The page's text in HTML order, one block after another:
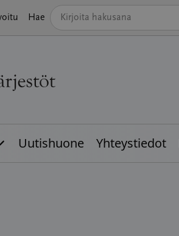
Hae
Uutishuone Yhteystiedot